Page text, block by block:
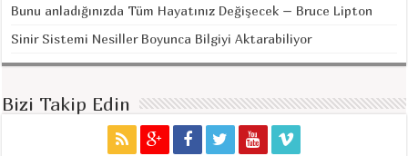
Bunu anladığınızda Tüm Hayatınız Değişecek – Bruce Lipton
Sinir Sistemi Nesiller Boyunca Bilgiyi Aktarabiliyor
Bizi Takip Edin